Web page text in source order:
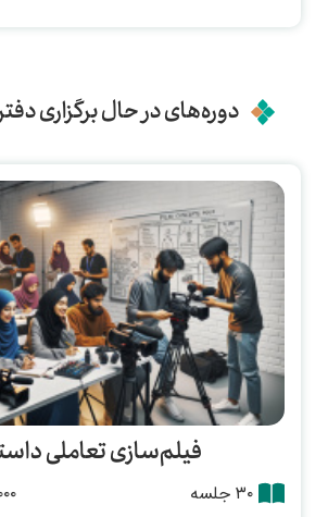
دوره‌های در حال برگزاری
فیلم‌سازی تعاملی
۳۰ جلسه